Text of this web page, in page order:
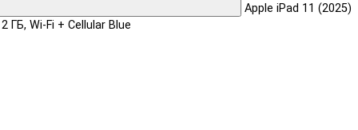
Apple iPad 11 (2025)
ГБ, Wi-Fi + Cellular Blue